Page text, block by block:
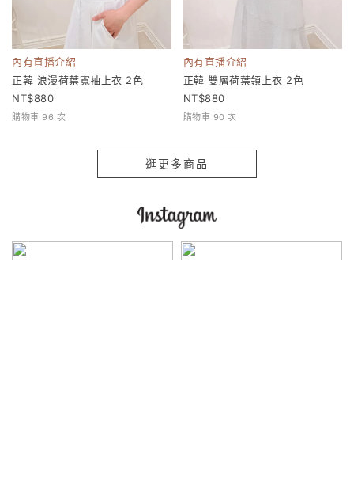
內有直播介紹
正韓 浪漫荷葉寬袖上衣 2色
880
購物車 96 次
內有直播介紹
正韓 雙層荷葉領上衣 2色
880
購物車 90 次
逛更多商品